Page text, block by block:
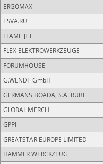
ERGOMAX
ESVA.RU
FLAME JET
FLEX-ELEKTROWERKZEUGE
FORUMHOUSE
G.WENDT GmbH
GERMANS BOADA, S.A. RUBI
GLOBAL MERCH
GPPI
GREATSTAR EUROPE LIMITED
HAMMER WERCKZEUG